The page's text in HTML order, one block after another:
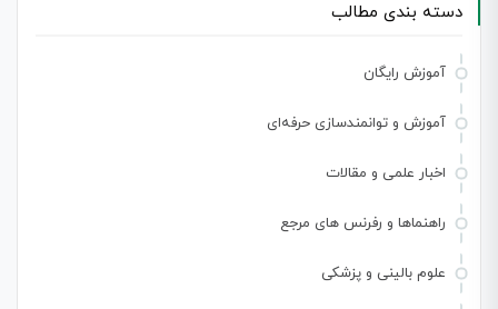
دسته بندی مطالب
آموزش رایگان
آموزش و توانمندسازی حرفه‌ای
اخبار علمی و مقالات
راهنماها و رفرنس های مرجع
علوم بالینی و پزشکی